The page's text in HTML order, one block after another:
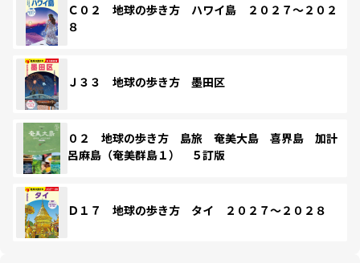
Ｃ０２ 地球の歩き方 ハワイ島 ２０２７～２０２
８
Ｊ３３ 地球の歩き方 墨田区
０２ 地球の歩き方 島旅 奄美大島 喜界島 加計
呂麻島（奄美群島１） ５訂版
Ｄ１７ 地球の歩き方 タイ ２０２７～２０２８